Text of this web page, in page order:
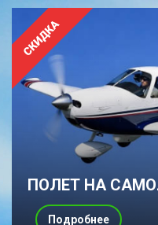
ПОЛЕТ НА
Подробнее